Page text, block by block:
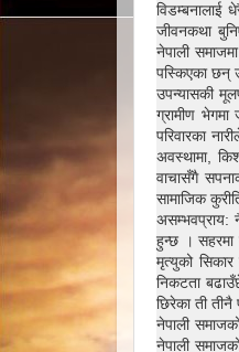
विडम्बनालाई
जीवनकथा
नेपाली
पस्किएका छन्
उपन्यासकी
ग्रामीण भेगमा
परिवारका
अवस्थामा,
वाचासँगै
सामाजिक
असम्भवप्राय:
हुन्छ । सहरमा
मृत्युको
निकटता
छिरेका ती
नेपाली
नेपाली